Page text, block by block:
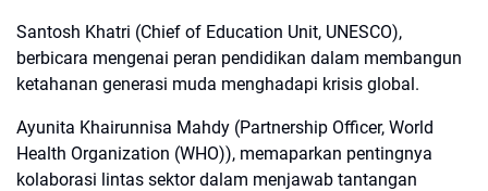
Santosh Khatri (Chief of Education Unit, UNESCO),
berbicara mengenai peran pendidikan dalam membangun
ketahanan generasi muda menghadapi krisis global.
Ayunita Khairunnisa Mahdy (Partnership Officer, World
Health Organization (WHO)), memaparkan pentingnya
kolaborasi lintas sektor dalam menjawab tantangan